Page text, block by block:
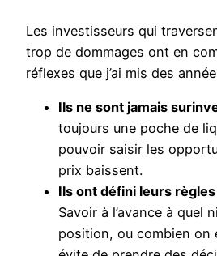
Les investisseurs qui
trop de dommages ont en
réflexes que j’ai mis des
Ils ne sont jamais
toujours une poche de
pouvoir saisir les
prix baissent.
Ils ont défini leurs
Savoir à l’avance à quel
position, ou combien on